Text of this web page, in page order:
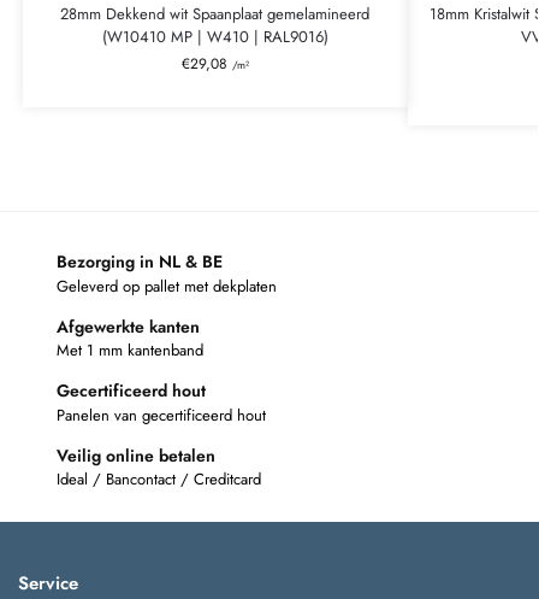
28mm Dekkend wit Spaanplaat gemelamineerd
(W10410 MP | W410 | RAL9016)
€29,08 /m²
18mm Kristalwit
Bezorging in NL & BE
Geleverd op pallet met dekplaten
Afgewerkte kanten
Met 1 mm kantenband
Gecertificeerd hout
Panelen van gecertificeerd hout
Veilig online betalen
Ideal / Bancontact / Creditcard
Service